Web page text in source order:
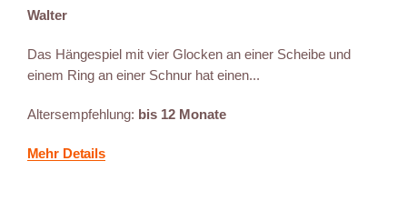
Walter
Das Hängespiel mit vier Glocken an einer Scheibe und
einem Ring an einer Schnur hat einen...
Altersempfehlung: bis 12 Monate
Mehr Details